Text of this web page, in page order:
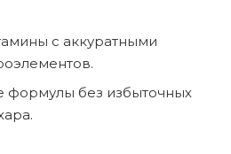
с аккуратными
без избыточных